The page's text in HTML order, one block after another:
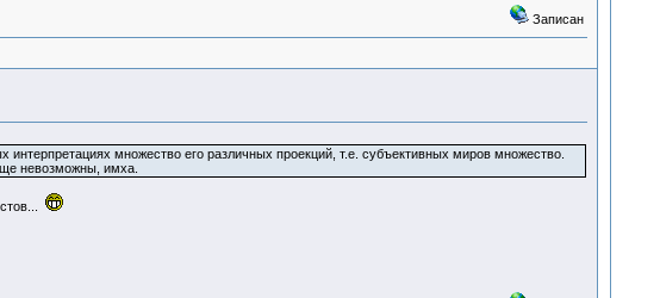
Записан
множество его различных проекций, т.е. субъективных миров множество.
невозможны, имха.